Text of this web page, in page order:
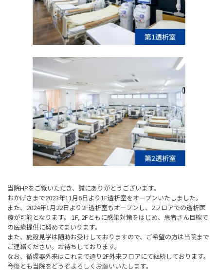
当院HPをご覧いただき、誠にありがとうございます。
おかげさまで2023年11月6日より1F透析室をオープンいたしました。
また、2024年1月22日より2F透析室もオープンし、2フロアでの透析医
療が可能となります。 1F, 2Fともに感染対策をはじめ、患者さん目線で
の医療提供に努めてまいります。
また、施設見学は随時お受けしておりますので、ご希望の方は当院まで
ご連絡ください。お待ちしております。
なお、循環器外来はこれまで通り2F外来フロアにて継続しております。
今後とも当院をどうぞよろしくお願いいたします。